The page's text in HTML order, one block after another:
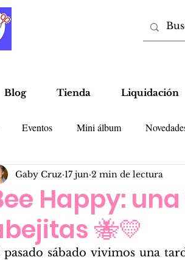
Blog Tienda Liquidación
Eventos Mini álbum
Libretas Tarjetas LO Cajas
Happy:
🐝💛
Gaby Cruz 17 jun 2 min de lectura
pasado sábado vivimos una